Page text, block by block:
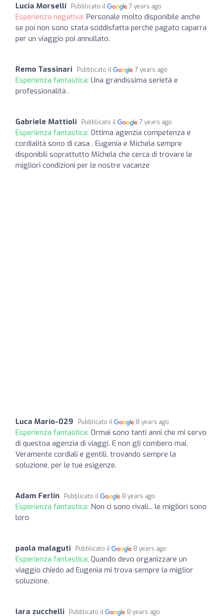
Lucia Morselli Pubblicato il 7 years ago
Esperienza negativa: Personale molto disponibile anche
se poi non sono stata soddisfatta perché pagato caparra
per un viaggio poi annullato.
Remo Tassinari Pubblicato il 7 years ago
Esperienza fantastica: Una grandissima serietà e
professionalità .
Gabriele Mattioli Pubblicato il 7 years ago
Esperienza fantastica: Ottima agenzia competenza e
cordialità sono di casa . Eugenia e Michela sempre
disponibili soprattutto Michela che cerca di trovare le
migliori condizioni per le nostre vacanze
Luca Mario-029 Pubblicato il 8 years ago
Esperienza fantastica: Ormai sono tanti anni che mi servo
di questoa agenzia di viaggi. E non gli combero mai.
Veramente cordiali e gentili, trovando sempre la
soluzione, per le tue esigenze.
Adam Ferlin Pubblicato il 8 years ago
Esperienza fantastica: Non ci sono rivali... le migliori sono
loro
paola malaguti Pubblicato il 8 years ago
Esperienza fantastica: Quando devo organizzare un
viaggio chiedo ad Eugenia mi trova sempre la miglior
soluzione.
lara zucchelli Pubblicato il 8 years ago